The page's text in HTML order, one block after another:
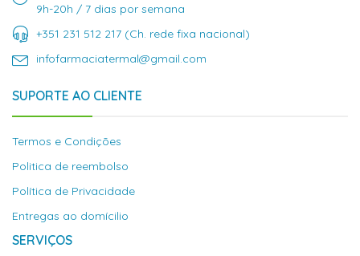
9h-20h / 7 dias por semana
+351 231 512 217 (Ch. rede fixa nacional)
infofarmaciatermal@gmail.com
SUPORTE AO CLIENTE
Termos e Condições
Politica de reembolso
Política de Privacidade
Entregas ao domícilio
SERVIÇOS